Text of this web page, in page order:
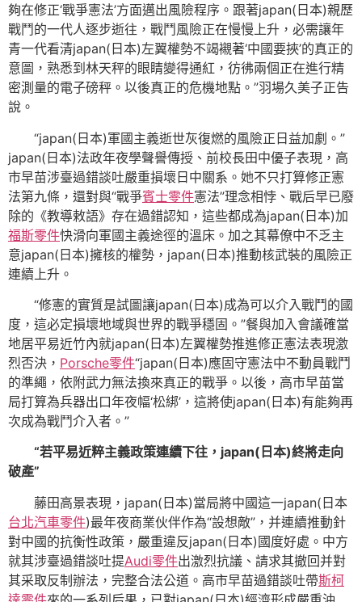
夠在修正‘戰爭憲法’方面邁出風險程序。跟著japan(日本)親歷
戰鬥的一代人逐步逝往，戰鬥風險正在慢慢上升，必需讓年
青一代看清japan(日本)左翼權勢不竭襯著‘中國要挾’的真正的
意圖，熟悉到林天秤的眼睛變得通紅，彷彿兩個正在進行精
密測量的電子磅秤。以後真正的危機地點。”羽場久美子正告
說。
“japan(日本)軍國主義逝世灰復燃的風險正日益加劇。”
japan(日本)法政年夜學聲譽傳授、前校長田中優子表現，高
市早苗涉臺過錯談吐嚴重損壞日中關系。她不只打算修正憲
法第九條，還對與“戰爭賓士零件憲法”理念相悖、戰后早已廢
除的《教導敕語》存在過錯認知，這些都成為japan(日本)加
福斯零件快滑向軍國主義途徑的溫床。加之其幕僚中不乏主
意japan(日本)擁核的權勢，japan(日本)推動核武裝的風險正
連續上升。
“修憲的實質是試圖讓japan(日本)成為可以介入戰鬥的國
度，這必定損壞地域與世界的戰爭穩固。”餐與加入會議確當
地居平易近竹內就japan(日本)左翼權勢推進修正憲法表現激
烈否決， Porsche零件“japan(日本)應固守憲法中不動員戰鬥
的準繩，依附武力無法換來真正的戰爭。以後，高市早苗當
局打算為兵器出口年夜幅‘松綁’，這將使japan(日本)有能夠再
次成為戰鬥介入者。”
“若平易近粹主義政策連續下往，japan(日本)終將走向
破產”
藤田高景表現，japan(日本)當局將中國這一japan(日本
台北汽車零件)最年夜商業伙伴作為“設想敵”，并連續推動針
對中國的抗衡性政策，嚴重違反japan(日本)國度好處。中方
就其涉臺過錯談吐提Audi零件出激烈抗議、請求其撤回并對
其采取反制辦法，完整合法公道。高市早苗過錯談吐帶斯柯